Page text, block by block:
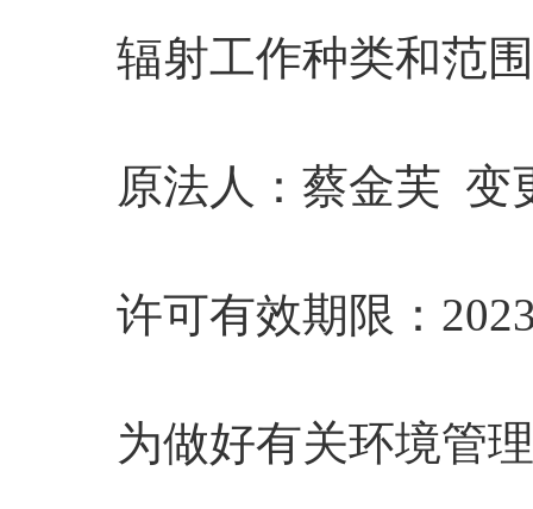
辐射工作种类和范围
原法人：蔡金芙 变
许可有效期限：2023
为做好有关环境管理